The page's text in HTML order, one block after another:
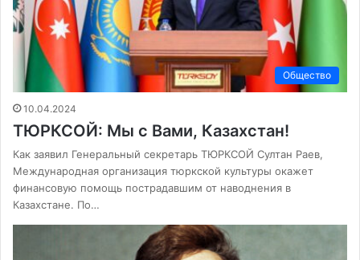
Общество
10.04.2024
ТЮРКСОЙ: Мы с Вами, Казахстан!
Как заявил Генеральный секретарь ТЮРКСОЙ Султан Раев,
Международная организация тюркской культуры окажет
финансовую помощь пострадавшим от наводнения в
Казахстане. По…